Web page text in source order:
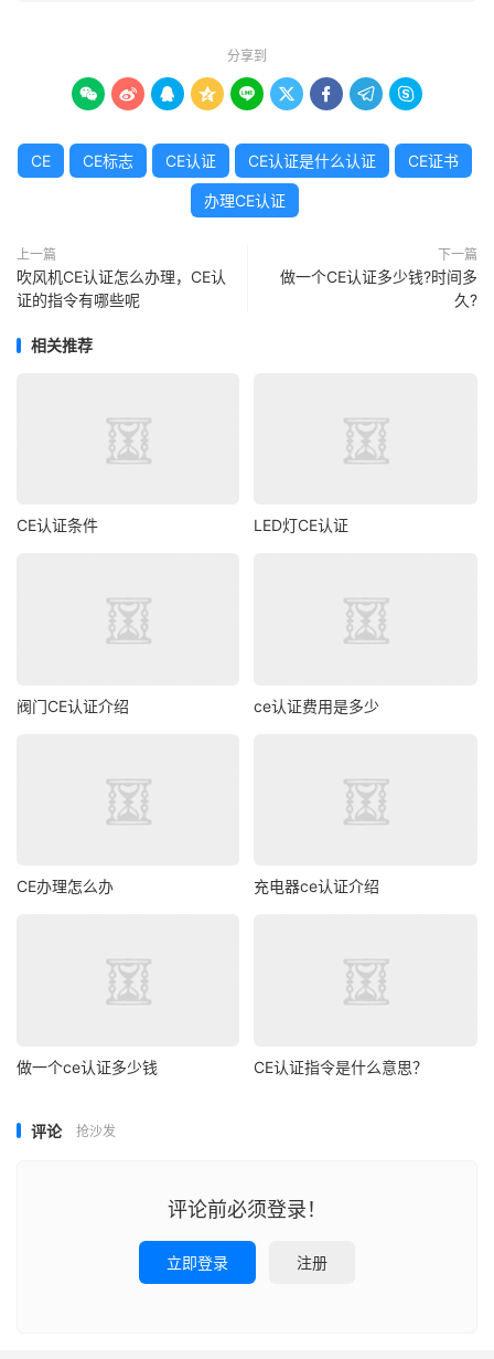
分享到
        
CE CE标志 CE认证 CE认证是什么认证 CE证书
办理CE认证
上一篇
吹风机CE认证怎么办理，CE认
证的指令有哪些呢
下一篇
做一个CE认证多少钱?时间多
久?
相关推荐
CE认证条件 LED灯CE认证
阀门CE认证介绍 ce认证费用是多少
CE办理怎么办 充电器ce认证介绍
做一个ce认证多少钱 CE认证指令是什么意思？
评论 抢沙发
评论前必须登录！
立即登录 注册